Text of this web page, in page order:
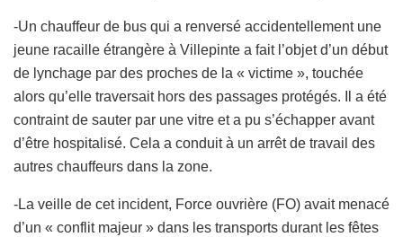
-Un chauffeur de bus qui a renversé accidentellement une
jeune racaille étrangère à Villepinte a fait l’objet d’un début
de lynchage par des proches de la « victime », touchée
alors qu’elle traversait hors des passages protégés. Il a été
contraint de sauter par une vitre et a pu s’échapper avant
d’être hospitalisé. Cela a conduit à un arrêt de travail des
autres chauffeurs dans la zone.
-La veille de cet incident, Force ouvrière (FO) avait menacé
d’un « conflit majeur » dans les transports durant les fêtes